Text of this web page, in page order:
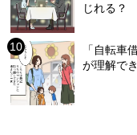
じれる？
「自転車
が理解で